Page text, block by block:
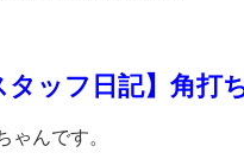
タッフ日記】角打
ゃんです。